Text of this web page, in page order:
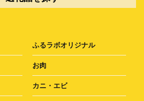
ふるラボオリジナル
お肉
カニ・エビ